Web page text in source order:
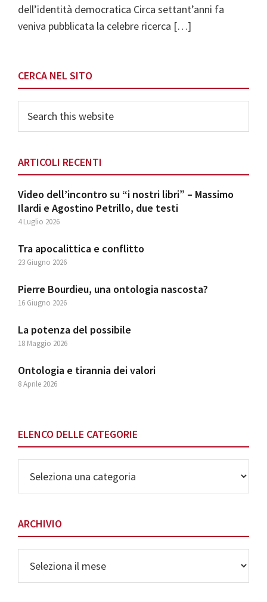
dell’identità democratica Circa settant’anni fa
veniva pubblicata la celebre ricerca […]
Primary
Sidebar
CERCA NEL SITO
this
website
ARTICOLI RECENTI
Video dell’incontro su “i nostri libri” – Massimo
Ilardi e Agostino Petrillo, due testi
4 Luglio 2026
Tra apocalittica e conflitto
23 Giugno 2026
Pierre Bourdieu, una ontologia nascosta?
16 Giugno 2026
La potenza del possibile
18 Maggio 2026
Ontologia e tirannia dei valori
8 Aprile 2026
ELENCO DELLE CATEGORIE
delle
Categorie
ARCHIVIO